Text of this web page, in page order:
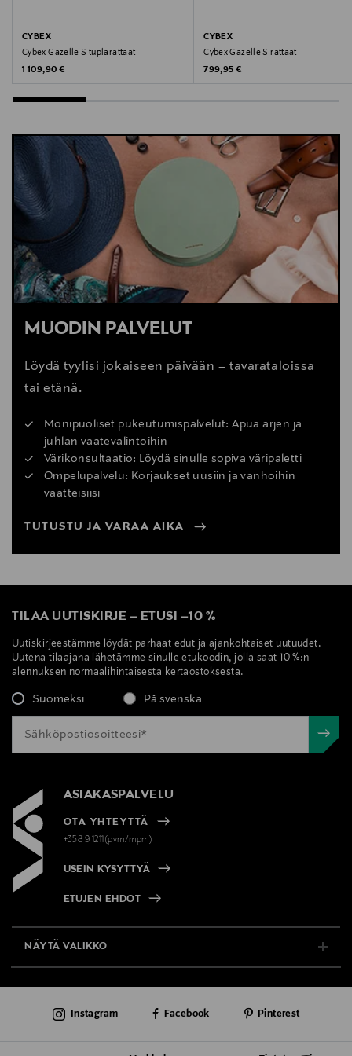
CYBEX
Cybex Gazelle S tuplarattaat
Original Price
1 109,90 €
CYBEX
Cybex Gazelle S rattaat
Original Price
799,95 €
MUODIN PALVELUT
Löydä tyylisi jokaiseen päivään – tavarataloissa
tai etänä.
Monipuoliset pukeutumispalvelut: Apua arjen ja
juhlan vaatevalintoihin
Värikonsultaatio: Löydä sinulle sopiva väripaletti
Ompelupalvelu: Korjaukset uusiin ja vanhoihin
vaatteisiisi
TUTUSTU JA VARAA AIKA
TILAA UUTISKIRJE – ETUSI –10 %
Uutiskirjeestämme löydät parhaat edut ja ajankohtaiset uutuudet.
Uutena tilaajana lähetämme sinulle etukoodin, jolla saat 10 %:n
alennuksen normaalihintaisesta kertaostoksesta.
Suomeksi På svenska
ASIAKASPALVELU
OTA YHTEYTTÄ
+358 9 1211(pvm/mpm)
USEIN KYSYTTYÄ
ETUJEN EHDOT
NÄYTÄ VALIKKO
AJANKOHTAISTA
Instagram Facebook Pinterest